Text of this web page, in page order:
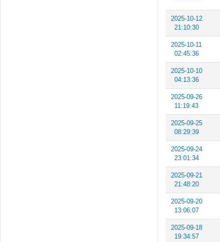
2025-10-12
21:10:30
2025-10-11
02:45:36
2025-10-10
04:13:36
2025-09-26
11:19:43
2025-09-25
08:29:39
2025-09-24
23:01:34
2025-09-21
21:48:20
2025-09-20
13:06:07
2025-09-18
19:34:57